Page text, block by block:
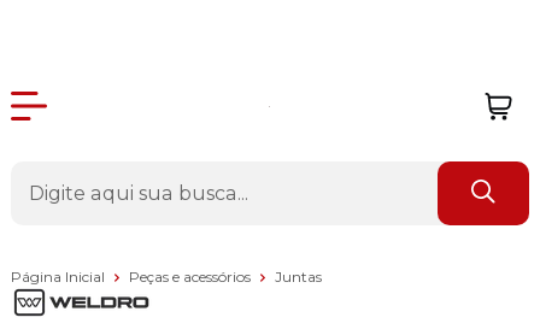
Página Inicial Peças e acessórios Juntas